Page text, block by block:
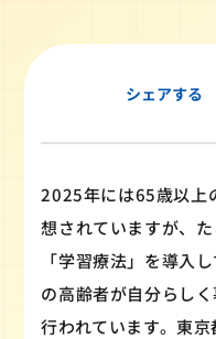
シェアする
2025年には65歳以上
想されていますが、た
「学習療法」を導入
の高齢者が自分らし
行われています。東